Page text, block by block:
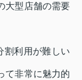
大型店舗の需要
割利用が難しい
て非常に魅力的